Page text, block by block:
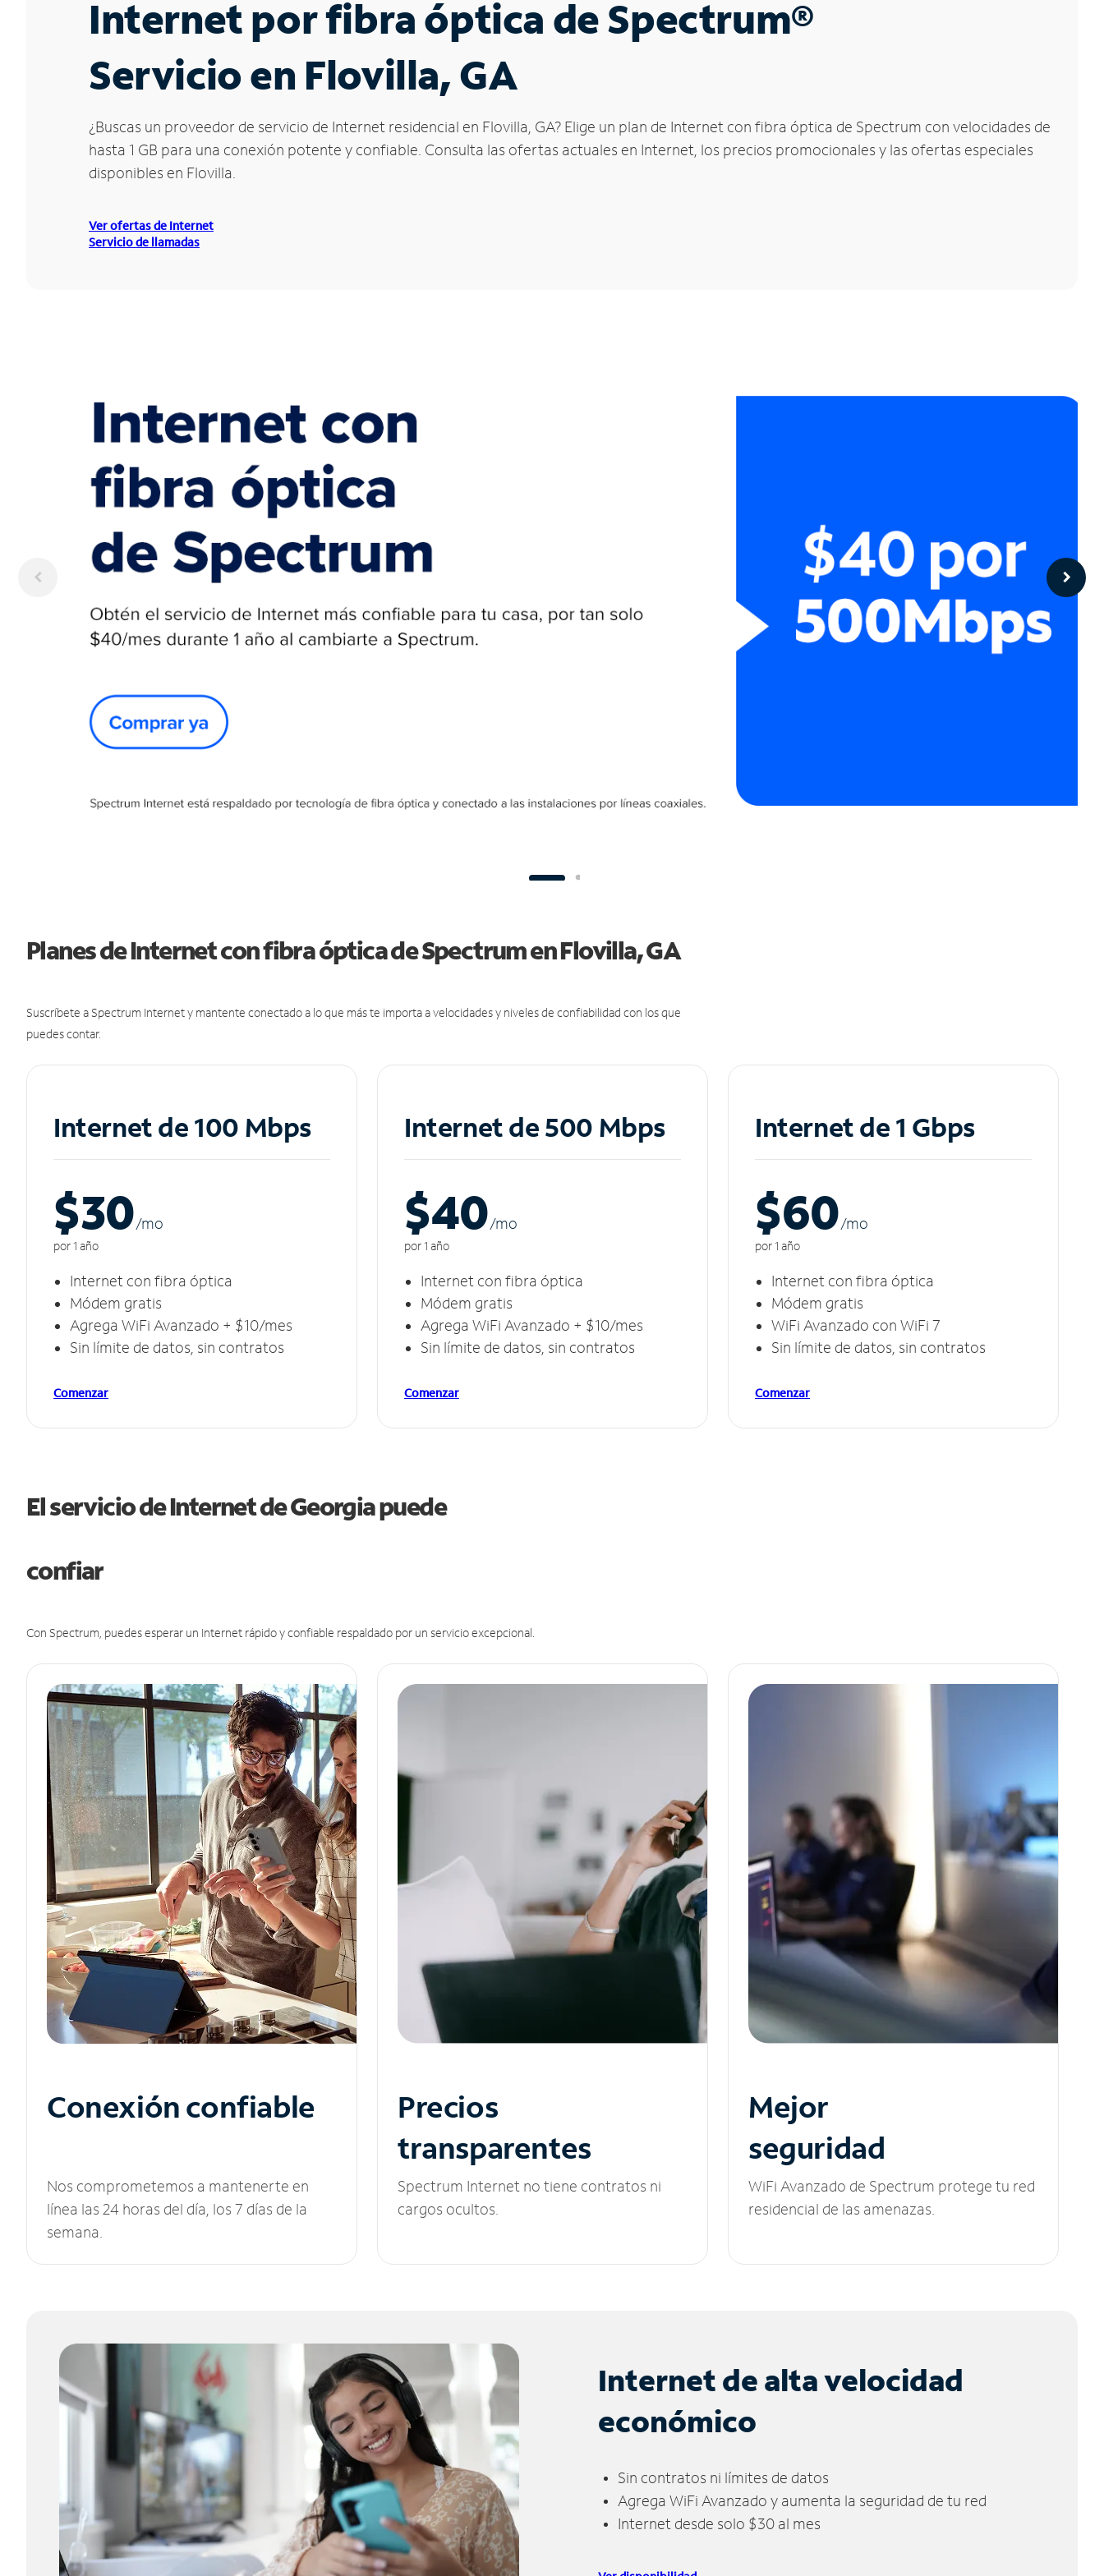
Internet por fibra óptica de Spectrum®
Servicio en Flovilla, GA
¿Buscas un proveedor de servicio de Internet residencial en Flovilla, GA? Elige un plan de Internet con fibra óptica de Spectrum con velocidades de
hasta 1 GB para una conexión potente y confiable. Consulta las ofertas actuales en Internet, los precios promocionales y las ofertas especiales
disponibles en Flovilla.
Ver ofertas de Internet
Servicio de llamadas
Planes de Internet con fibra óptica de Spectrum en Flovilla, GA
Suscríbete a Spectrum Internet y mantente conectado a lo que más te importa a velocidades y niveles de confiabilidad con los que
puedes contar.
Internet de 100 Mbps
$30/mo
por 1 año
Internet con fibra óptica
Módem gratis
Agrega WiFi Avanzado + $10/mes
Sin límite de datos, sin contratos
Comenzar
Internet de 500 Mbps
$40/mo
por 1 año
Internet con fibra óptica
Módem gratis
Agrega WiFi Avanzado + $10/mes
Sin límite de datos, sin contratos
Comenzar
Internet de 1 Gbps
$60/mo
por 1 año
Internet con fibra óptica
Módem gratis
WiFi Avanzado con WiFi 7
Sin límite de datos, sin contratos
Comenzar
El servicio de Internet de Georgia puede
confiar
Con Spectrum, puedes esperar un Internet rápido y confiable respaldado por un servicio excepcional.
Conexión confiable
Nos comprometemos a mantenerte en
línea las 24 horas del día, los 7 días de la
semana.
Precios
transparentes
Spectrum Internet no tiene contratos ni
cargos ocultos.
Mejor
seguridad
WiFi Avanzado de Spectrum protege tu red
residencial de las amenazas.
Internet de alta velocidad
económico
Sin contratos ni límites de datos
Agrega WiFi Avanzado y aumenta la seguridad de tu red
Internet desde solo $30 al mes